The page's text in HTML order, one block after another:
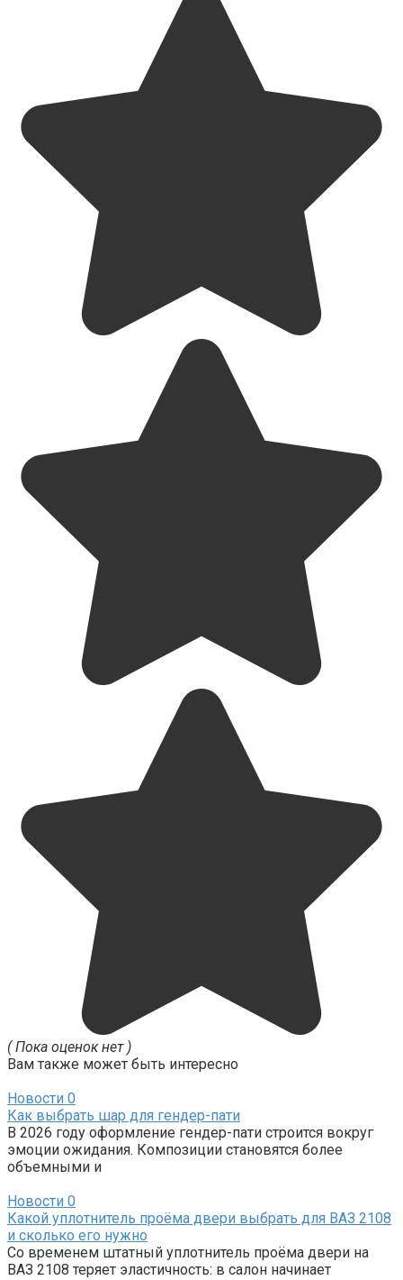
( Пока оценок нет )
Вам также может быть интересно
Новости 0
Как выбрать шар для гендер-пати
В 2026 году оформление гендер-пати строится вокруг
эмоции ожидания. Композиции становятся более
объемными и
Новости 0
Какой уплотнитель проёма двери выбрать для ВАЗ 2108
и сколько его нужно
Со временем штатный уплотнитель проёма двери на
ВАЗ 2108 теряет эластичность: в салон начинает